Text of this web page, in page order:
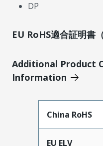
DP
EU RoHS適合証明書
Additional Product
Information
China RoHS
EU ELV